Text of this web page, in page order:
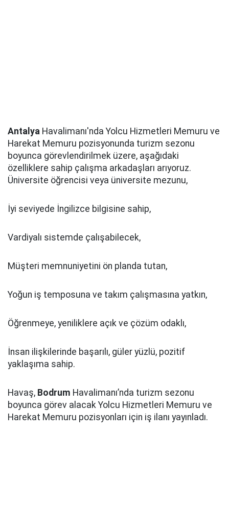
Antalya Havalimanı'nda Yolcu Hizmetleri Memuru ve
Harekat Memuru pozisyonunda turizm sezonu
boyunca görevlendirilmek üzere, aşağıdaki
özelliklere sahip çalışma arkadaşları arıyoruz.
Üniversite öğrencisi veya üniversite mezunu,
İyi seviyede İngilizce bilgisine sahip,
Vardiyalı sistemde çalışabilecek,
Müşteri memnuniyetini ön planda tutan,
Yoğun iş temposuna ve takım çalışmasına yatkın,
Öğrenmeye, yeniliklere açık ve çözüm odaklı,
İnsan ilişkilerinde başarılı, güler yüzlü, pozitif
yaklaşıma sahip.
Havaş, Bodrum Havalimanı’nda turizm sezonu
boyunca görev alacak Yolcu Hizmetleri Memuru ve
Harekat Memuru pozisyonları için iş ilanı yayınladı.